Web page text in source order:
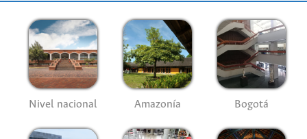
Nivel nacional Amazonía Bogotá